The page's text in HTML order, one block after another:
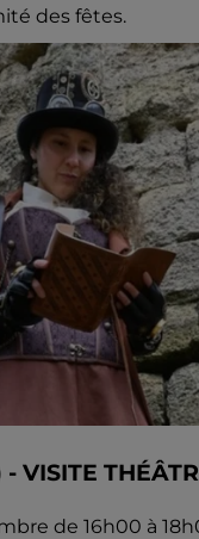
des fêtes.
VISITE
de 16h00 à